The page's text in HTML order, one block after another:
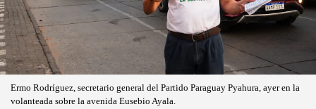
Ermo Rodríguez, secretario general del Partido Paraguay Pyahura, ayer en la
volanteada sobre la avenida Eusebio Ayala.